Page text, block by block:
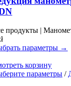
на
продукты |
параметры →
корзину
параметры /